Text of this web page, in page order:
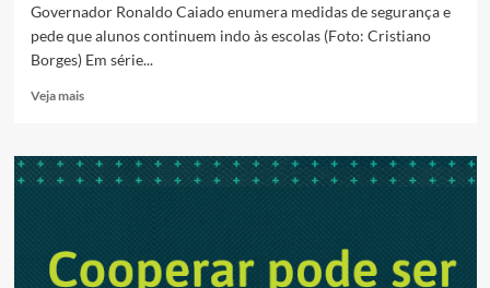
Governador Ronaldo Caiado enumera medidas de segurança e
pede que alunos continuem indo às escolas (Foto: Cristiano
Borges) Em série...
Veja maisRead
Forças
policiais
segurança
nas